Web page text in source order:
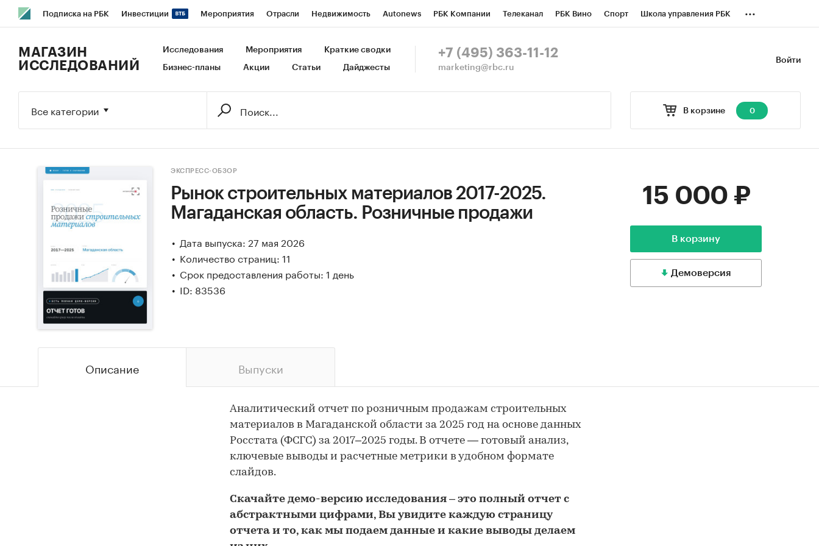
Подписка на РБК Инвестиции Мероприятия Отрасли Недвижимость Autonews РБК Компании Телеканал РБК Вино Спорт Школа управления РБК
Исследования Кредитные рейтинги Франшизы Газета Спецпроекты СПб Конференции СПб Спецпроекты
...
Войти
МАГАЗИН
ИССЛЕДОВАНИЙ
Исследования Мероприятия Краткие сводки
Бизнес-планы Акции Статьи Дайджесты
+7 (495) 363-11-12
marketing@rbc.ru
В корзине 0
Все категории
ЭКСПРЕСС-ОБЗОР
Рынок строительных материалов 2017-2025.
Магаданская область. Розничные продажи
Дата выпуска: 27 мая 2026
Количество страниц: 11
Срок предоставления работы: 1 день
ID: 83536
15 000 ₽
В корзину
Демоверсия
Описание Выпуски
Аналитический отчет по розничным продажам строительных
материалов в Магаданской области за 2025 год на основе данных
Росстата (ФСГС) за 2017–2025 годы. В отчете — готовый анализ,
ключевые выводы и расчетные метрики в удобном формате
слайдов.
Скачайте демо-версию исследования – это полный отчет с
абстрактными цифрами, Вы увидите каждую страницу
отчета и то, как мы подаем данные и какие выводы делаем